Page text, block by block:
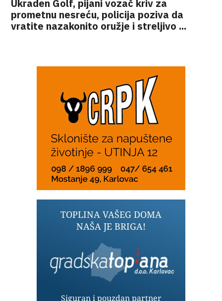
Ukraden Golf, pijani vozač kriv za
prometnu nesreću, policija poziva da
vratite nazakonito oružje i streljivo ...